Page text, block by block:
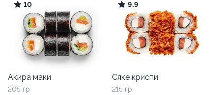
10
Акира маки
205 гр
9.9
Сяке криспи
215 гр